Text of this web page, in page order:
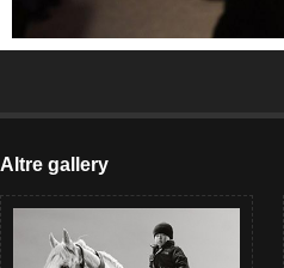
Altre gallery